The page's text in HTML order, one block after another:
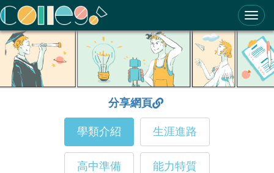
ColleGo! 大學選才與高中育才輔助系統
分享網頁
學類介紹 生涯進路
高中準備 能力特質